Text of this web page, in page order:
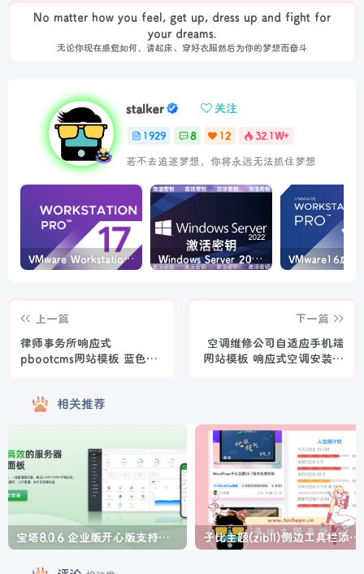
No matter how you feel, get up, dress up and fight for
your dreams.
无论你现在感觉如何，请起床、穿好衣服然后为你的梦想而奋斗
stalker 关注
1929 8 12
32.1W+
若不去追逐梦想，你将永远无法抓住梦想
VMware Workstation PRO v17.6.4 正式版_虚拟机(带激活密钥) Windows Server 2022激活密钥 2024 5月更新
上一篇
律师事务所响应式
pbootcms网站模板 蓝色律
下一篇
空调维修公司自适应手机端
网站模板 响应式空调安装维
相关推荐
宝塔8.0.6 企业版开心版支持最新升级【一键脚本】 子比主题(zibll)侧边工具栏添加人生倒计时美化